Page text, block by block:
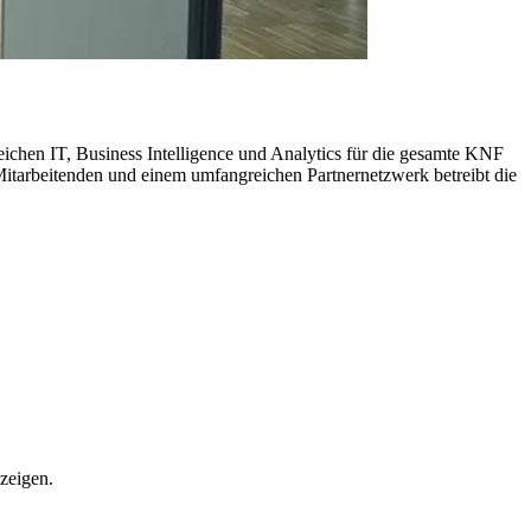
IT, Business Intelligence und Analytics für die gesamte KNF
und einem umfangreichen Partnernetzwerk betreibt die